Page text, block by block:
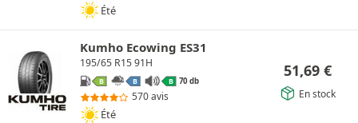
Été
Kumho Ecowing ES31
195/65 R15 91H
B B B 70 db
570 avis
Été
51,69 €
En stock